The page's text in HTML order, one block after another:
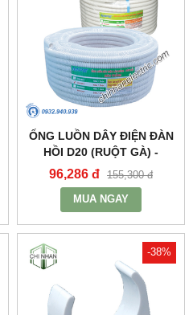
ỐNG LUỒN DÂY ĐIỆN ĐÀN
HỒI D20 (RUỘT GÀ) -
A9020CT - MPE
96,286 đ 155,300 đ
MUA NGAY
-38%